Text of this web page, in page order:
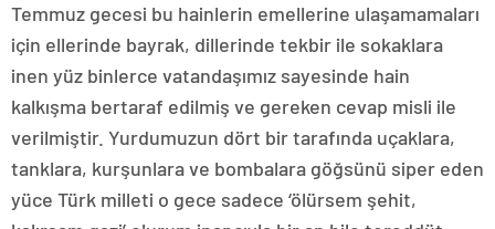
Temmuz gecesi bu hainlerin emellerine ulaşamamaları
için ellerinde bayrak, dillerinde tekbir ile sokaklara
inen yüz binlerce vatandaşımız sayesinde hain
kalkışma bertaraf edilmiş ve gereken cevap misli ile
verilmiştir. Yurdumuzun dört bir tarafında uçaklara,
tanklara, kurşunlara ve bombalara göğsünü siper eden
yüce Türk milleti o gece sadece ‘ölürsem şehit,